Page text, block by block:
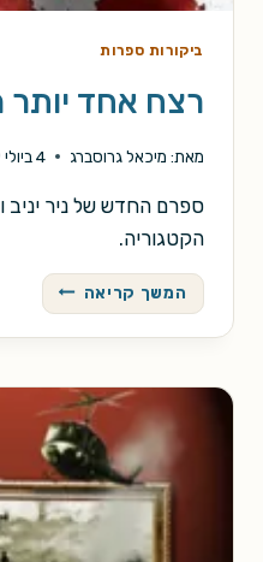
ביקורות ספרות
רצח אחד יותר
מאת: מיכאל גרוסברג 4 ביולי 2009
ספרם החדש של ניר יניב
הקטגוריה.
המשך קריאה רצח
אחד
יותר